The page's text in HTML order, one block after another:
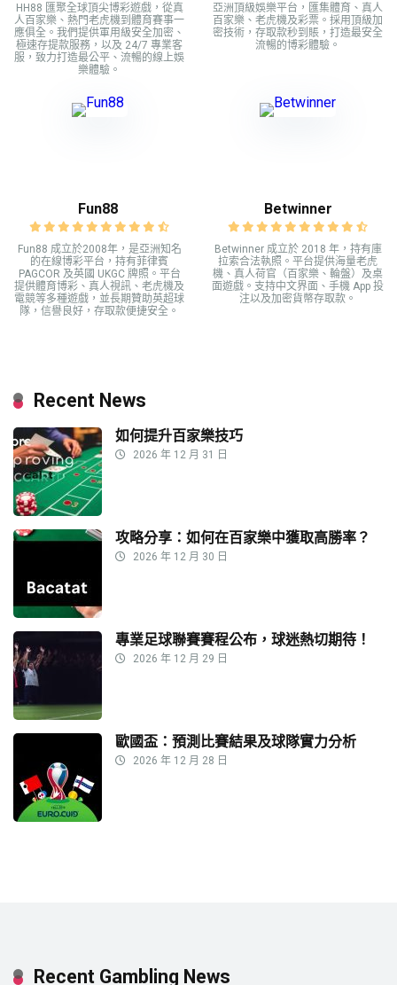
HH88 匯聚全球頂尖博彩遊戲，從真
人百家樂、熱門老虎機到體育賽事一
應俱全。我們提供軍用級安全加密、
極速存提款服務，以及 24/7 專業客
服，致力打造最公平、流暢的線上娛
樂體驗。
亞洲頂級娛樂平台，匯集體育、真人
百家樂、老虎機及彩票。採用頂級加
密技術，存取款秒到賬，打造最安全
流暢的博彩體驗。
Fun88
Fun88 成立於2008年，是亞洲知名
的在線博彩平台，持有菲律賓
PAGCOR 及英國 UKGC 牌照。平台
提供體育博彩、真人視訊、老虎機及
電競等多種遊戲，並長期贊助英超球
隊，信譽良好，存取款便捷安全。
Betwinner
Betwinner 成立於 2018 年，持有庫
拉索合法執照。平台提供海量老虎
機、真人荷官（百家樂、輪盤）及桌
面遊戲。支持中文界面、手機 App 投
注以及加密貨幣存取款。
Recent News
如何提升百家樂技巧
2026 年 12 月 31 日
攻略分享：如何在百家樂中獲取高勝率？
2026 年 12 月 30 日
專業足球聯賽賽程公布，球迷熱切期待！
2026 年 12 月 29 日
歐國盃：預測比賽結果及球隊實力分析
2026 年 12 月 28 日
Recent Gambling News